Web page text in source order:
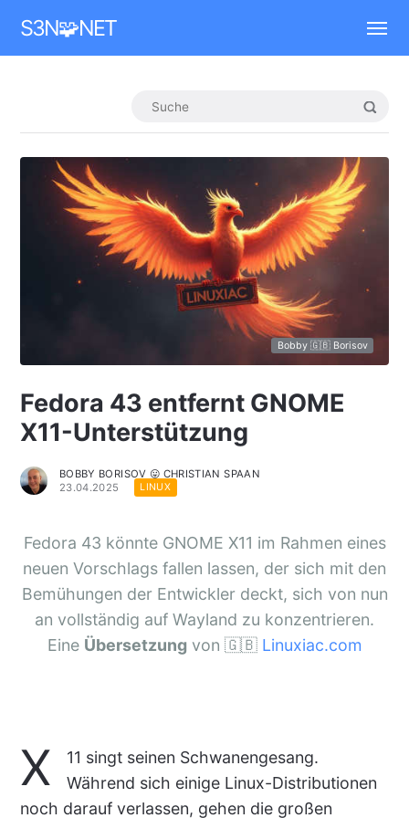
S3N🧩NET
Bobby 🇬🇧 Borisov
Fedora 43 entfernt GNOME
X11-Unterstützung
BOBBY BORISOV 😛 CHRISTIAN SPAAN
23.04.2025
LINUX
Fedora 43 könnte GNOME X11 im Rahmen eines
neuen Vorschlags fallen lassen, der sich mit den
Bemühungen der Entwickler deckt, sich von nun
an vollständig auf Wayland zu konzentrieren.
Eine Übersetzungvon 🇬🇧 Linuxiac.com
X
11 singt seinen Schwanengesang.
Während sich einige Linux-Distributionen
noch darauf verlassen, gehen die großen